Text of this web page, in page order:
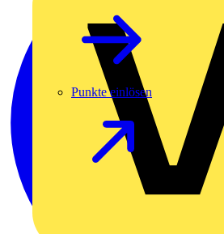
Punkte einlösen